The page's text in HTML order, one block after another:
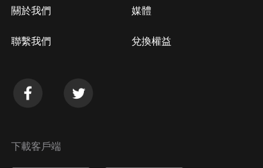
關於我們
聯繫我們
媒體
兌換權益
下載客戶端